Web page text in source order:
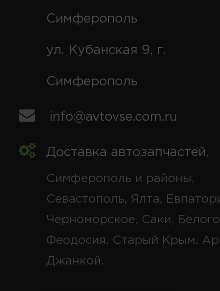
Симферополь
ул. Кубанская 9, г.
Симферополь
info@avtovse.com.ru
Доставка автозапчастей,
Симферополь и районы,
Севастополь, Ялта,
Черноморское, Саки,
Феодосия, Старый Крым,
Джанкой.